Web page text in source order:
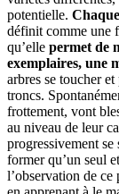
potentielle.
définit comme une
qu’elle permet de
exemplaires, une
arbres se toucher
troncs.
frottement, vont
au niveau de leur
progressivement
former qu’un seul
l’observation de ce